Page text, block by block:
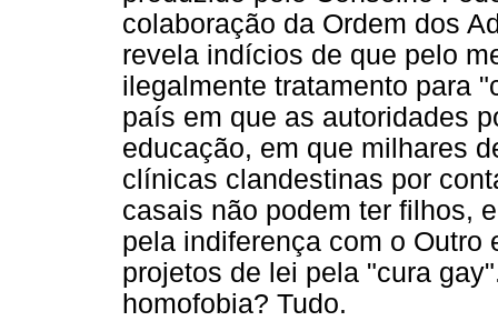
colaboração da Ordem dos
revela indícios de que pelo
ilegalmente tratamento para
país em que as autoridades
educação, em que milhares
clínicas clandestinas por
casais não podem ter filhos,
pela indiferença com o Outro
projetos de lei pela "cura
homofobia? Tudo.